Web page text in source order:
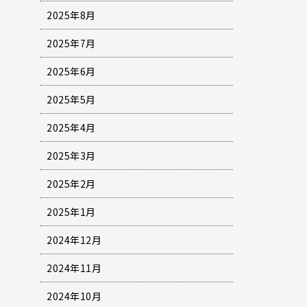
2025年8月
2025年7月
2025年6月
2025年5月
2025年4月
2025年3月
2025年2月
2025年1月
2024年12月
2024年11月
2024年10月